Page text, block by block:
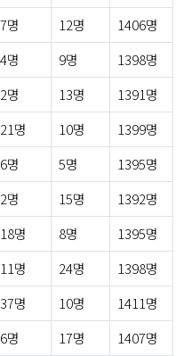
7명 12명
1406명
4명 9명
1398명
2명 13명
1391명
21명 10명
1399명
6명 5명
1395명
2명 15명
1392명
18명 8명
1395명
11명 24명
1398명
37명 10명
1411명
6명 17명
1407명